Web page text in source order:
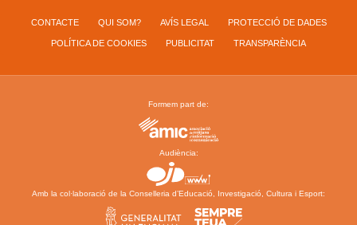
CONTACTE QUI SOM? AVÍS LEGAL PROTECCIÓ DE DADES
POLÍTICA DE COOKIES PUBLICITAT TRANSPARÈNCIA
Formem part de:
Audiència:
Amb la col·laboració de la Conselleria d’Educació, Investigació, Cultura i Esport: